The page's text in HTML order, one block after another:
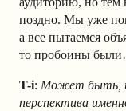
поздно. Мы уже
а все пытаемся
то пробоины
T-i: Может быть,
перспектива